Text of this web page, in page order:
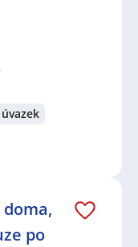
doma,
po